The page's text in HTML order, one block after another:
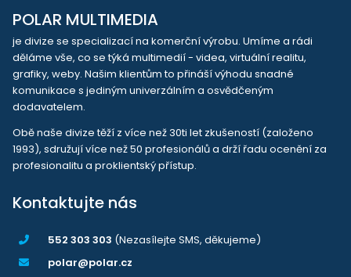
POLAR MULTIMEDIA
je divize se specializací na komerční výrobu. Umíme a rádi
děláme vše, co se týká multimedií - videa, virtuální realitu,
grafiky, weby. Našim klientům to přináší výhodu snadné
komunikace s jediným univerzálním a osvědčeným
dodavatelem.
Obě naše divize těží z více než 30ti let zkušeností (založeno
1993), sdružují více než 50 profesionálů a drží řadu ocenění za
profesionalitu a proklientský přístup.
Kontaktujte nás
552 303 303 (Nezasílejte SMS, děkujeme)
polar@polar.cz